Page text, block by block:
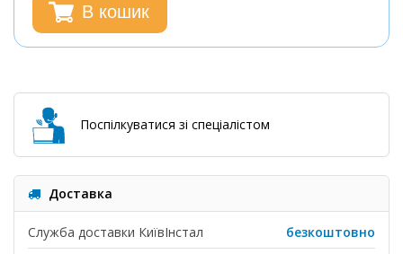
В кошик
Поспілкуватися зі спеціалістом
Доставка
Служба доставки КиївІнстал
безкоштовно